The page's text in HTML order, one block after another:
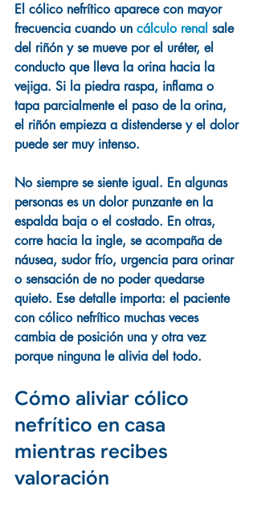
El cólico nefrítico aparece con mayor
frecuencia cuando un cálculo renal sale
del riñón y se mueve por el uréter, el
conducto que lleva la orina hacia la
vejiga. Si la piedra raspa, inflama o
tapa parcialmente el paso de la orina,
el riñón empieza a distenderse y el dolor
puede ser muy intenso.
No siempre se siente igual. En algunas
personas es un dolor punzante en la
espalda baja o el costado. En otras,
corre hacia la ingle, se acompaña de
náusea, sudor frío, urgencia para orinar
o sensación de no poder quedarse
quieto. Ese detalle importa: el paciente
con cólico nefrítico muchas veces
cambia de posición una y otra vez
porque ninguna le alivia del todo.
Cómo aliviar cólico
nefrítico en casa
mientras recibes
valoración